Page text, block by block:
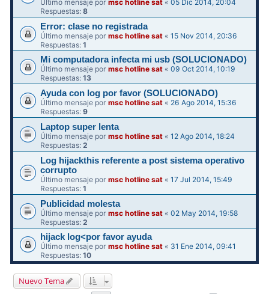
Último mensaje pormsc hotline sat «05 Dic 2014, 20:04
Respuestas:8
Error: clase no registrada
Último mensaje pormsc hotline sat «15 Nov 2014, 20:36
Respuestas:1
Mi computadora infecta mi usb (SOLUCIONADO)
Último mensaje pormsc hotline sat «09 Oct 2014, 10:19
Respuestas:13
Ayuda con log por favor (SOLUCIONADO)
Último mensaje pormsc hotline sat « 26 Ago 2014, 15:36
Respuestas:9
Laptop super lenta
Último mensaje pormsc hotline sat «12 Ago 2014, 18:24
Respuestas:2
Log hijackthis referente a post sistema operativo
corrupto
Último mensaje pormsc hotline sat «17 Jul 2014, 15:49
Respuestas:1
Publicidad molesta
Último mensaje pormsc hotline sat «02 May 2014, 19:58
Respuestas:2
hijack log<por favor ayuda
Último mensaje pormsc hotline sat « 31 Ene 2014, 09:41
Respuestas:10
Nuevo Tema